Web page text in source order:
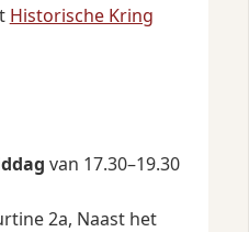
Historische Kring
van 17.30–19.30
2a, Naast het